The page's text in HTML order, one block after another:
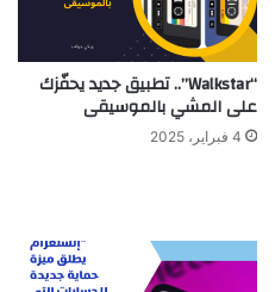
“Walkstar”.. تطبيق جديد يحفّزك
على المشي بالموسيقى
4 فبراير، 2025